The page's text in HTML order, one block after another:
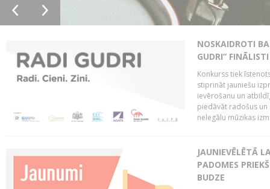
NOSKAIDROTI
GUDRI” FINĀLISTI
Konkurss tiek
stiprināt jauniešu
ievērošanu un
piedāvāt radošus
nelegālu mūzikas
JAUNIEVĒLĒTĀ
PADOMES
BUDZE